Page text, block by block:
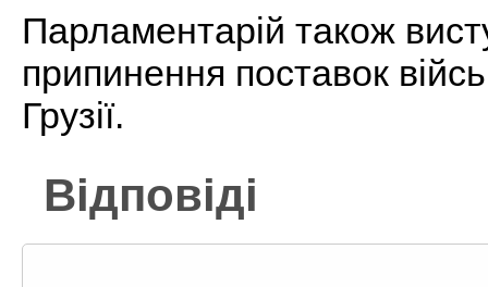
Парламентарій також
припинення поставок
Грузії.
Відповіді